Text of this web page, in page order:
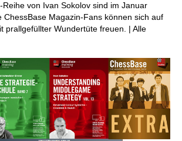
Reihe von Ivan Sokolov sind im Januar
ChessBase Magazin-Fans können sich auf
prallgefüllter Wundertüte freuen. | Alle